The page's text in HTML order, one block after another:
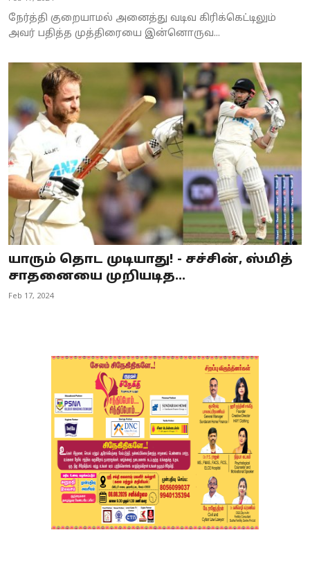
நேர்த்தி குறையாமல் அனைத்து வடிவ கிரிக்கெட்டிலும்
அவர் பதித்த முத்திரையை இன்னொருவ...
யாரும் தொட முடியாது! - சச்சின், ஸ்மித்
சாதனையை முறியடித...
Feb 17, 2024